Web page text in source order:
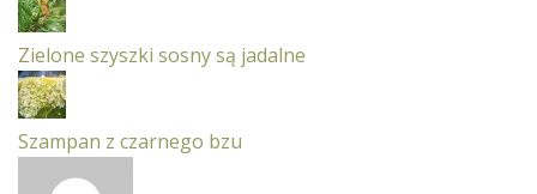
Zielone szyszki sosny są jadalne
Szampan z czarnego bzu